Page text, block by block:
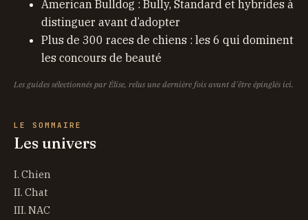
American Bulldog : Bully, Standard et hybrides à
distinguer avant d’adopter
Plus de 300 races de chiens : les 6 qui dominent
les concours de beauté
Les guides sélectionnés par Élise, relus une dernière fois avant d'être épinglés ici.
LE SOMMAIRE
Les univers
I. Chien
II. Chat
III. NAC